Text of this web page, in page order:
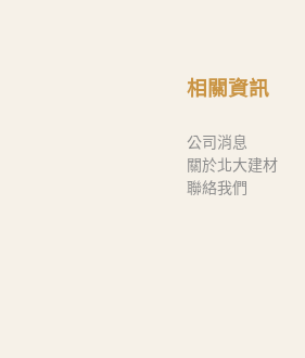
相關資訊
公司消息
關於北大建材
聯絡我們